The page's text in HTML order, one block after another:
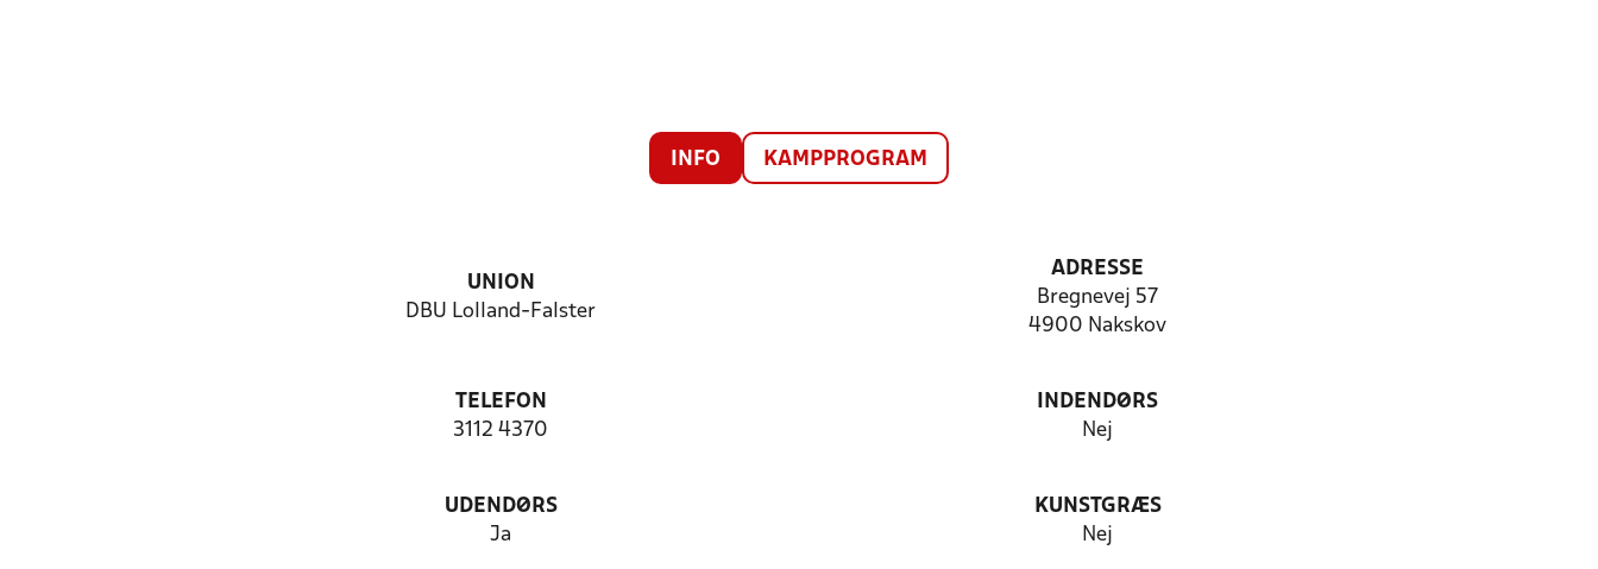
INFO KAMPPROGRAM
UNION
DBU Lolland-Falster
ADRESSE
Bregnevej 57
4900 Nakskov
TELEFON
3112 4370
INDENDØRS
Nej
UDENDØRS
Ja
KUNSTGRÆS
Nej